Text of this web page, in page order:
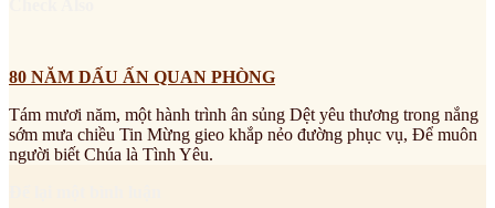
80 NĂM DẤU ẤN QUAN PHÒNG
Tám mươi năm, một hành trình ân sủng Dệt yêu thương trong nắng
sớm mưa chiều Tin Mừng gieo khắp nẻo đường phục vụ, Để muôn
người biết Chúa là Tình Yêu.